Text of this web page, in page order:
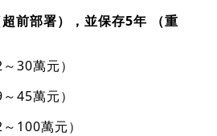
前部署），並保存5年 （重
30萬元）
45萬元）
100萬元）